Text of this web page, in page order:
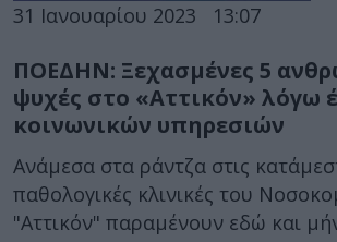
31 Ιανουαρίου 2023 13:07
ΠΟΕΔΗΝ: Ξεχασμένες 5
ψυχές στο «Αττικόν» λόγω
κοινωνικών υπηρεσιών
Ανάμεσα στα ράντζα στις
παθολογικές κλινικές του
"Αττικόν" παραμένουν εδώ και